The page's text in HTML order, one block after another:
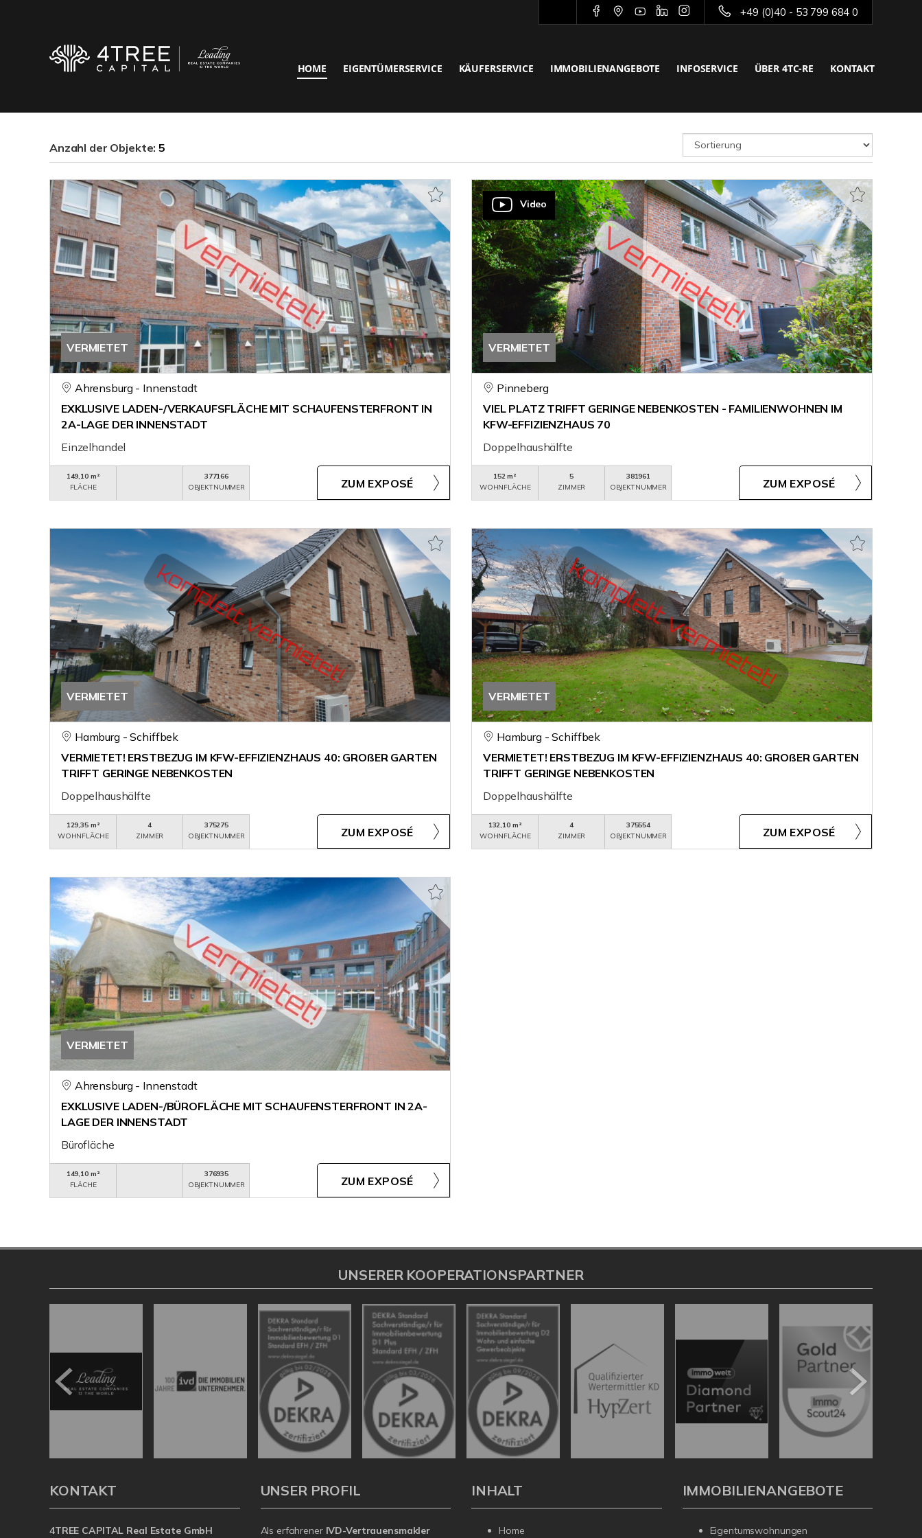
+49 (0)40 - 53 799 684 0
HOME EIGENTÜMERSERVICE KÄUFERSERVICE IMMOBILIENANGEBOTE INFOSERVICE ÜBER 4TC-RE KONTAKT
Anzahl der Objekte:5
VERMIETET
Ahrensburg - Innenstadt
EXKLUSIVE LADEN-/VERKAUFSFLÄCHE MIT SCHAUFENSTERFRONT IN
2A-LAGE DER INNENSTADT
Einzelhandel
149,10 m²
FLÄCHE
377166
OBJEKTNUMMER
ZUM EXPOSÉ
VERMIETET
Video
Pinneberg
VIEL PLATZ TRIFFT GERINGE NEBENKOSTEN - FAMILIENWOHNEN IM
KFW-EFFIZIENZHAUS 70
Doppelhaushälfte
152 m²
WOHNFLÄCHE
5
ZIMMER
381961
OBJEKTNUMMER
ZUM EXPOSÉ
VERMIETET
Hamburg - Schiffbek
VERMIETET! ERSTBEZUG IM KFW-EFFIZIENZHAUS 40: GROßER GARTEN
TRIFFT GERINGE NEBENKOSTEN
Doppelhaushälfte
129,35 m²
WOHNFLÄCHE
4
ZIMMER
375275
OBJEKTNUMMER
ZUM EXPOSÉ
VERMIETET
Hamburg - Schiffbek
VERMIETET! ERSTBEZUG IM KFW-EFFIZIENZHAUS 40: GROßER GARTEN
TRIFFT GERINGE NEBENKOSTEN
Doppelhaushälfte
132,10 m²
WOHNFLÄCHE
4
ZIMMER
375554
OBJEKTNUMMER
ZUM EXPOSÉ
VERMIETET
Ahrensburg - Innenstadt
EXKLUSIVE LADEN-/BÜROFLÄCHE MIT SCHAUFENSTERFRONT IN 2A-
LAGE DER INNENSTADT
Bürofläche
149,10 m²
FLÄCHE
376935
OBJEKTNUMMER
ZUM EXPOSÉ
UNSERER KOOPERATIONSPARTNER
KONTAKT
4TREE CAPITAL Real Estate GmbH
UNSER PROFIL
Als erfahrener IVD-Vertrauensmakler
INHALT
Home
IMMOBILIENANGEBOTE
Eigentumswohnungen4Tree Capital Real Estate GmbH